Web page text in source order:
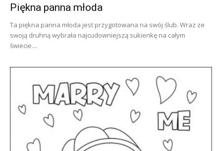
Piękna panna młoda
Ta piękna panna młoda jest przygotowana na swój ślub. Wraz ze
swoją druhną wybrała najcudowniejszą sukienkę na całym
świecie....